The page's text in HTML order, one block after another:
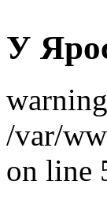
У
/var/
on line